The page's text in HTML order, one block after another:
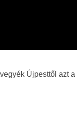
Újpesttől azt